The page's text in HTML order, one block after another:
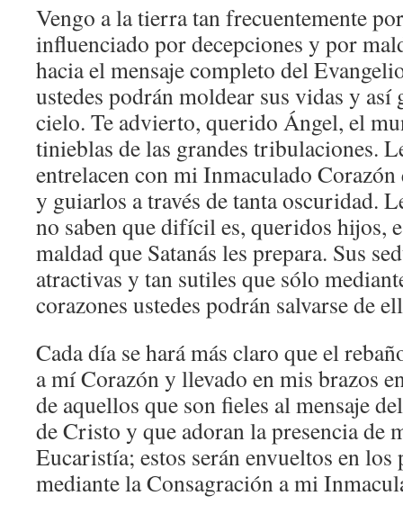
Vengo a la tierra tan frecuentemente
influenciado por decepciones y por
hacia el mensaje completo del
ustedes podrán moldear sus vidas y así
cielo. Te advierto, querido Ángel, el
tinieblas de las grandes tribulaciones.
entrelacen con mi Inmaculado Corazón
y guiarlos a través de tanta oscuridad.
no saben que difícil es, queridos hijos,
maldad que Satanás les prepara. Sus
atractivas y tan sutiles que sólo
corazones ustedes podrán salvarse de
Cada día se hará más claro que el
a mí Corazón y llevado en mis brazos
de aquellos que son fieles al mensaje
de Cristo y que adoran la presencia de
Eucaristía; estos serán envueltos en
mediante la Consagración a mi